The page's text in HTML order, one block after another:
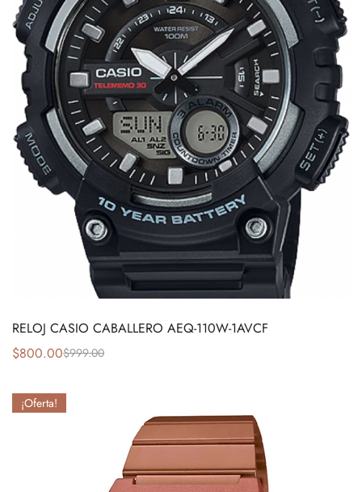
RELOJ CASIO CABALLERO AEQ-110W-1AVCF
$999.00
$800.00
¡Oferta!